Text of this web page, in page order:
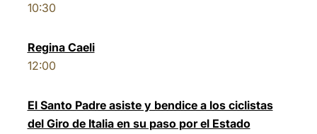
10:30
Regina Caeli
12:00
El Santo Padre asiste y bendice a los ciclistas
del Giro de Italia en su paso por el Estado